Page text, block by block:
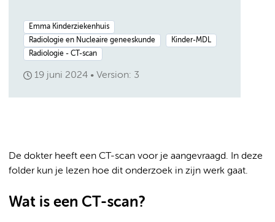
Emma Kinderziekenhuis
Radiologie en Nucleaire geneeskunde
Kinder-MDL
Radiologie - CT-scan
19 juni 2024 Version: 3
De dokter heeft een CT-scan voor je aangevraagd. In deze
folder kun je lezen hoe dit onderzoek in zijn werk gaat.
Wat is een CT-scan?